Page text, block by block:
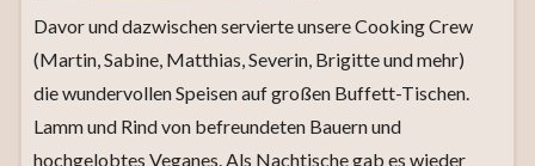
Davor und dazwischen servierte unsere Cooking Crew
(Martin, Sabine, Matthias, Severin, Brigitte und mehr)
die wundervollen Speisen auf großen Buffett-Tischen.
Lamm und Rind von befreundeten Bauern und
hochgelobtes Veganes. Als Nachtische gab es wieder